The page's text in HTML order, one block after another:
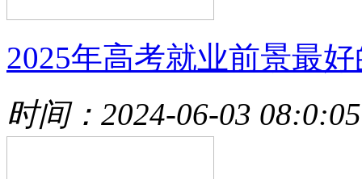
2025年高考就业前景最
时间：2024-06-03 08:0:05